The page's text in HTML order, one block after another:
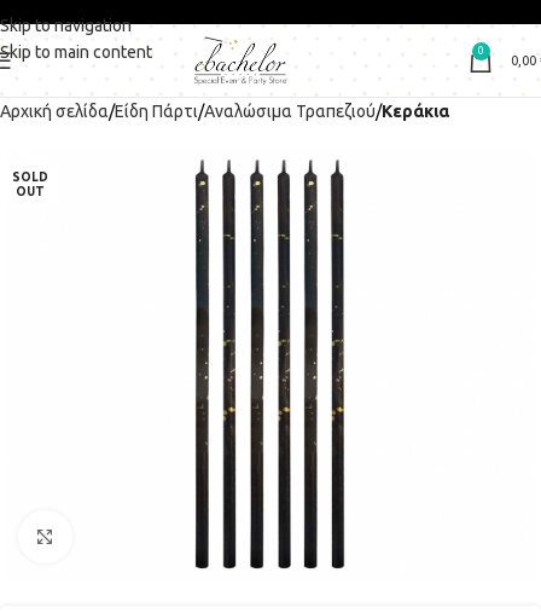
Skip to navigation
Skip to main content
0
0,00
Αρχική σελίδα Είδη Πάρτι Αναλώσιμα Τραπεζιού Κεράκια
SOLD
OUT